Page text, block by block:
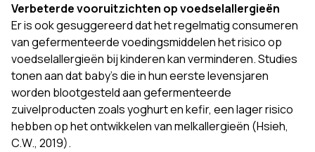
Verbeterde vooruitzichten op voedselallergieën
Er is ook gesuggereerd dat het regelmatig consumeren
van gefermenteerde voedingsmiddelen het risico op
voedselallergieën bij kinderen kan verminderen. Studies
tonen aan dat baby's die in hun eerste levensjaren
worden blootgesteld aan gefermenteerde
zuivelproducten zoals yoghurt en kefir, een lager risico
hebben op het ontwikkelen van melkallergieën (Hsieh,
C.W., 2019).